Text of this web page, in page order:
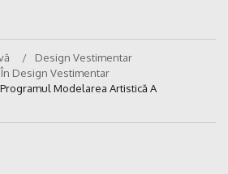
Design Vestimentar
Design Vestimentar
Modelarea Artistică A